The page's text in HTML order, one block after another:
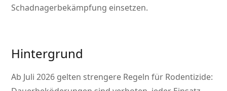
Schadnagerbekämpfung einsetzen.
Hintergrund
Ab Juli 2026 gelten strengere Regeln für Rodentizide: